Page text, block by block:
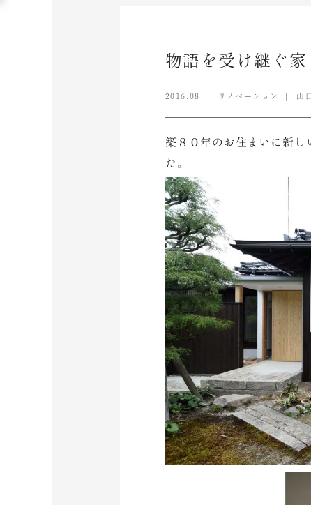
物語を受け継ぐ家
2016.08 リノベーション 山
築８０年のお住まいに新し
た。